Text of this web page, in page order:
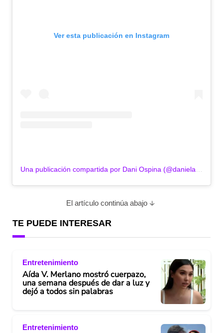
Ver esta publicación en Instagram
El artículo continúa abajo
TE PUEDE INTERESAR
Entretenimiento
Aída V. Merlano mostró cuerpazo,
una semana después de dar a luz y
dejó a todos sin palabras
Entretenimiento